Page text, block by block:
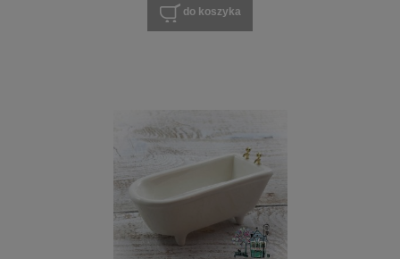
do koszyka